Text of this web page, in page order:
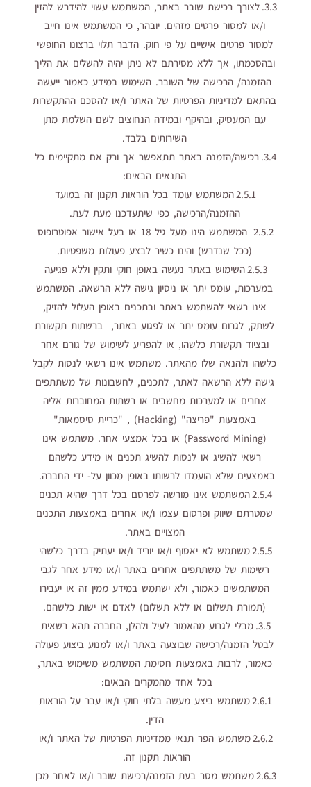
3.3. לצורך רכישת שובר באתר, המשתמש עשוי להידרש להזין
ו/או למסור פרטים מזהים. יובהר, כי ‏המשתמש אינו חייב
למסור פרטים אישיים על פי חוק. הדבר תלוי ברצונו החופשי
ובהסכמתו, אך ללא מסירתם לא ניתן יהיה להשלים את הליך
ההזמנה/ הרכישה של השובר. השימוש במידע כאמור ייעשה
בהתאם למדיניות הפרטיות של האתר ו/או להסכם ההתקשרות
עם המעסיק, ובהיקף ובמידה הנחוצים לשם השלמת מתן
השירותים בלבד.
3.4. רכישה/הזמנה באתר תתאפשר אך ורק אם מתקיימים כל
התנאים הבאים:
2.5.1 המשתמש עומד בכל הוראות תקנון זה במועד
ההזמנה/הרכישה, כפי שיתעדכנו מעת לעת.
2.5.2 ‏ המשתמש הינו מעל גיל 18 או בעל אישור אפוטרופוס
(ככל שנדרש) והינו כשיר לבצע פעולות משפטיות.
2.5.3 ‏‏השימוש באתר נעשה באופן חוקי ותקין וללא פגיעה
במערכות, עומס יתר או ניסיון גישה ללא הרשאה. המשתמש
אינו רשאי להשתמש באתר ובתכנים באופן העלול להזיק,
לשתק, לגרום עומס יתר או לפגוע באתר, ברשתות תקשורת
ובציוד תקשורת כלשהו, או להפריע לשימוש של גורם אחר
כלשהו ולהנאה שלו מהאתר. משתמש אינו רשאי לנסות לקבל
גישה ללא הרשאה לאתר, לתכנים, לחשבונות של משתתפים
אחרים או למערכות מחשבים או רשתות המחוברות אליה
באמצעות "פריצה" (Hacking) , "כריית סיסמאות"
(Password Mining) או בכל אמצעי אחר. משתמש אינו
רשאי להשיג או לנסות להשיג תכנים או מידע כלשהם
באמצעים שלא הועמדו לרשותו באופן מכוון על- ידי החברה.
2.5.4 המשתמש אינו מורשה לפרסם בכל דרך שהיא תכנים
שמטרתם שיווק ופרסום עצמו ו/או אחרים באמצעות התכנים
המצויים באתר.
2.5.5 משתמש לא יאסוף ו/או יוריד ו/או יעתיק בדרך כלשהי
רשימות של משתתפים אחרים באתר ו/או מידע אחר לגבי
המשתמשים כאמור, ולא ישתמש במידע ממין זה או יעבירו
(תמורת תשלום או ללא תשלום) לאדם או ישות כלשהם.
3.5. מבלי לגרוע מהאמור לעיל ולהלן, החברה תהא רשאית
לבטל הזמנה/רכישה שבוצעה באתר ו/או למנוע ביצוע פעולה
כאמור, לרבות באמצעות חסימת המשתמש משימוש באתר,
בכל אחד מהמקרים הבאים:
2.6.1 משתמש ביצע מעשה בלתי חוקי ו/או עבר על הוראות
הדין.
2.6.2 משתמש הפר תנאי ממדיניות הפרטיות של האתר ו/או
הוראות תקנון זה.
2.6.3 משתמש מסר בעת הזמנה/רכישת שובר ו/או לאחר מכן